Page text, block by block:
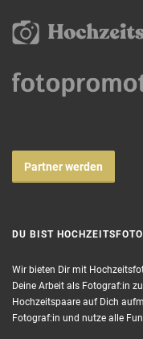
Partner werden
DU BIST
Wir bieten Dir mit
Deine Arbeit als Fotograf:in
Hochzeitspaare auf Dich
Fotograf:in und nutze alle